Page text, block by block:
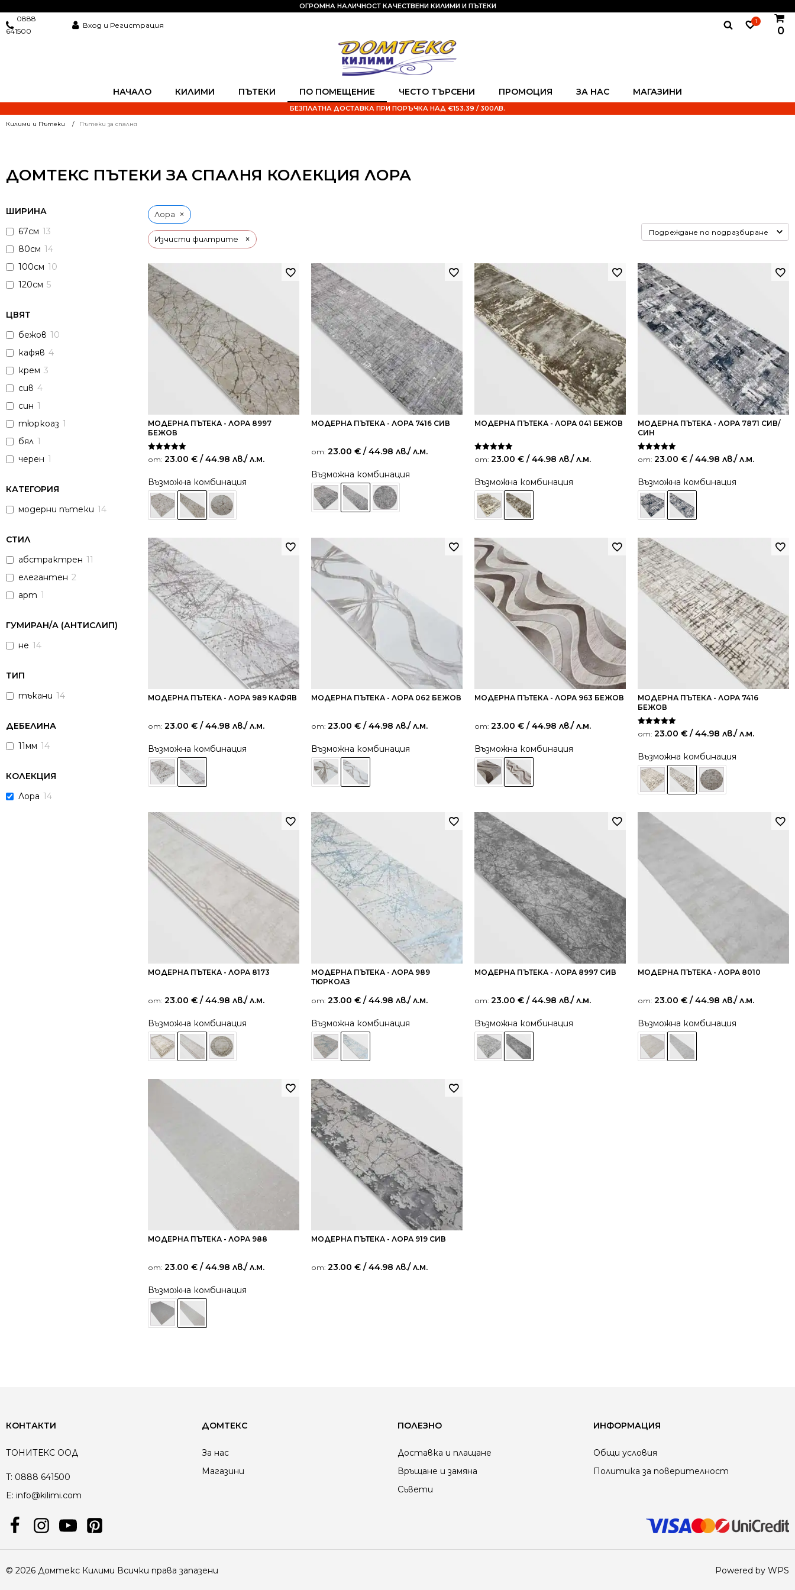
НАЧАЛО КИЛИМИ ПЪТЕКИ ПО ПОМЕЩЕНИЕ ЧЕСТО ТЪРСЕНИ ПРОМОЦИЯ ЗА НАС МАГАЗИНИ
1
0
0888
641500
Вход и Регистрация
ОГРОМНА НАЛИЧНОСТ КАЧЕСТВЕНИ КИЛИМИ И ПЪТЕКИ
БЕЗПЛАТНА ДОСТАВКА ПРИ ПОРЪЧКА НАД €153.39 / 300ЛВ.
Килими и Пътеки Пътеки за спалня
ДОМТЕКС ПЪТЕКИ ЗА СПАЛНЯ КОЛЕКЦИЯ ЛОРА
ШИРИНА
67см 13
80см 14
100см 10
120см 5
ЦВЯТ
бежов 10
кафяв 4
крем 3
сив 4
син 1
тюркоаз 1
бял 1
черен 1
КАТЕГОРИЯ
модерни пътеки 14
СТИЛ
абстрактрен 11
елегантен 2
арт 1
ГУМИРАН/А (АНТИСЛИП)
не 14
ТИП
тъкани 14
ДЕБЕЛИНА
11мм 14
КОЛЕКЦИЯ
Лора 14
Изчисти филтрите ×
Лора ×
МОДЕРНА ПЪТЕКА - ЛОРА 8997
БЕЖОВ
Оценено на
5.00
от: 23.00 € / 44.98 лв./ л.м.
Възможна комбинация
МОДЕРНА ПЪТЕКА - ЛОРА 7416 СИВ
от: 23.00 € / 44.98 лв./ л.м.
Възможна комбинация
МОДЕРНА ПЪТЕКА - ЛОРА 041 БЕЖОВ
Оценено на
5.00
от: 23.00 € / 44.98 лв./ л.м.
Възможна комбинация
МОДЕРНА ПЪТЕКА - ЛОРА 7871 СИВ/
СИН
Оценено на
5.00
от: 23.00 € / 44.98 лв./ л.м.
Възможна комбинация
МОДЕРНА ПЪТЕКА - ЛОРА 989 КАФЯВ
от: 23.00 € / 44.98 лв./ л.м.
Възможна комбинация
МОДЕРНА ПЪТЕКА - ЛОРА 062 БЕЖОВ
от: 23.00 € / 44.98 лв./ л.м.
Възможна комбинация
МОДЕРНА ПЪТЕКА - ЛОРА 963 БЕЖОВ
от: 23.00 € / 44.98 лв./ л.м.
Възможна комбинация
МОДЕРНА ПЪТЕКА - ЛОРА 7416
БЕЖОВ
Оценено на
5.00
от: 23.00 € / 44.98 лв./ л.м.
Възможна комбинация
МОДЕРНА ПЪТЕКА - ЛОРА 8173
от: 23.00 € / 44.98 лв./ л.м.
Възможна комбинация
МОДЕРНА ПЪТЕКА - ЛОРА 989
ТЮРКОАЗ
от: 23.00 € / 44.98 лв./ л.м.
Възможна комбинация
МОДЕРНА ПЪТЕКА - ЛОРА 8997 СИВ
от: 23.00 € / 44.98 лв./ л.м.
Възможна комбинация
МОДЕРНА ПЪТЕКА - ЛОРА 8010
от: 23.00 € / 44.98 лв./ л.м.
Възможна комбинация
МОДЕРНА ПЪТЕКА - ЛОРА 988
от: 23.00 € / 44.98 лв./ л.м.
Възможна комбинация
МОДЕРНА ПЪТЕКА - ЛОРА 919 СИВ
от: 23.00 € / 44.98 лв./ л.м.
КОНТАКТИ
ТОНИТЕКС ООД
T: 0888 641500
E: info@kilimi.com
ДОМТЕКС
За нас
Магазини
ПОЛЕЗНО
Доставка и плащане
Връщане и замяна
Съвети
ИНФОРМАЦИЯ
Общи условия
Политика за поверителност
© 2026 Домтекс Килими Всички права запазени Powered by WPS